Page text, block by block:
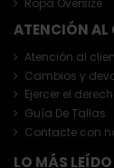
Ropa Oversize
ATENCIÓN AL
Atención al
Cambios y
Ejercer el
Guía De Tallas
Contacte con
LO MÁS